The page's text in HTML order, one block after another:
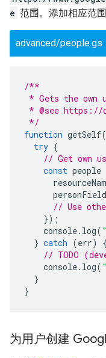
e 范围。添加相应范
advanced/people.gs
/**
* Gets the
* @see https://
*/
function getSelf
try {
// Get own
const people
// Use
});
console. log(
} catch (err)
{
// TODO
console. log(
}
}
为用户创建